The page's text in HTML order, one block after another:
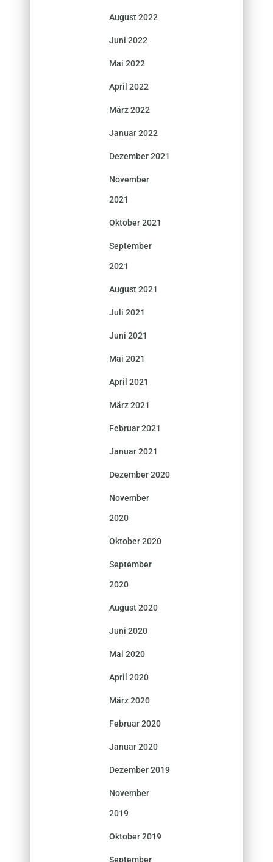
August 2022
Juni 2022
Mai 2022
April 2022
März 2022
Januar 2022
Dezember 2021
November
2021
Oktober 2021
September
2021
August 2021
Juli 2021
Juni 2021
Mai 2021
April 2021
März 2021
Februar 2021
Januar 2021
Dezember 2020
November
2020
Oktober 2020
September
2020
August 2020
Juni 2020
Mai 2020
April 2020
März 2020
Februar 2020
Januar 2020
Dezember 2019
November
2019
Oktober 2019
September